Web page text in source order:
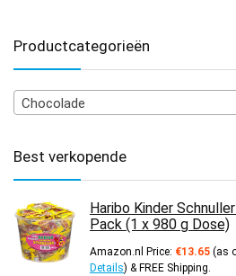
Productcategorieën
Chocolade
Best verkopende
Haribo Kinder
Pack (1 x 980 g Dose)
Amazon.nl Price: €13.65 (as
Details) & FREE Shipping